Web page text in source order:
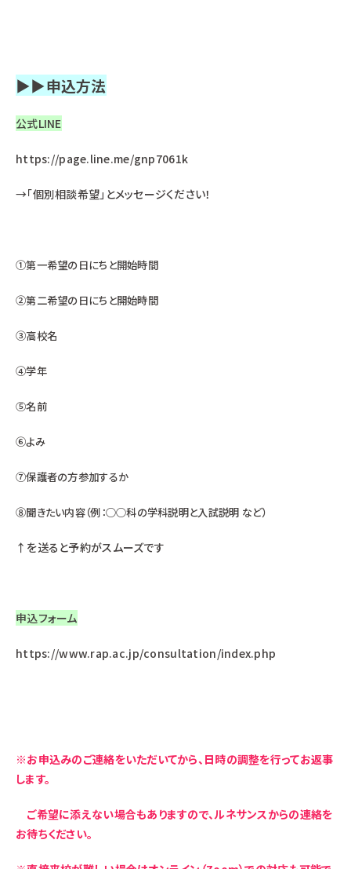
▶▶申込方法
公式LINE
https://page.line.me/gnp7061k
→「個別相談希望」とメッセージください！
①第一希望の日にちと開始時間
②第二希望の日にちと開始時間
③高校名
④学年
⑤名前
⑥よみ
⑦保護者の方参加するか
⑧聞きたい内容（例：○○科の学科説明と入試説明 など）
↑を送ると予約がスムーズです
申込フォーム
https://www.rap.ac.jp/consultation/index.php
※お申込みのご連絡をいただいてから、日時の調整を行ってお返事
します。
ご希望に添えない場合もありますので、ルネサンスからの連絡を
お待ちください。